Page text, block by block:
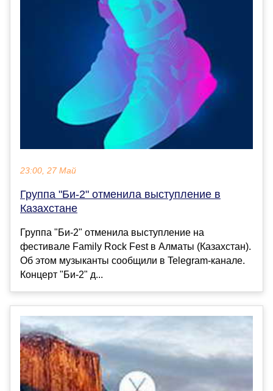
23:00, 27 Май
Группа "Би-2" отменила выступление в
Казахстане
Группа "Би-2" отменила выступление на
фестивале Family Rock Fest в Алматы (Казахстан).
Об этом музыканты сообщили в Telegram-канале.
Концерт "Би-2" д...